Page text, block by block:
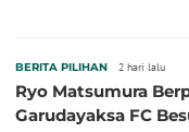
BERITA PILIHAN 2 hari lalu
Ryo Matsumura
Garudayaksa FC